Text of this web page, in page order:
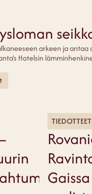
arkeen ja
Hotelsin
TIEDOTTEET
Gaissa